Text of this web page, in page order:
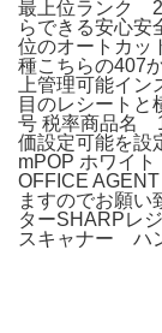
最上位ランク
らできる安心安
位のオートカッ
種こちらの407
上管理可能イ
目のレシートと
号 税率商品名
価設定可能を設
mPOP ホワイ
OFFICE
ますのでお願
ターSHARPレ
スキャナー ハ